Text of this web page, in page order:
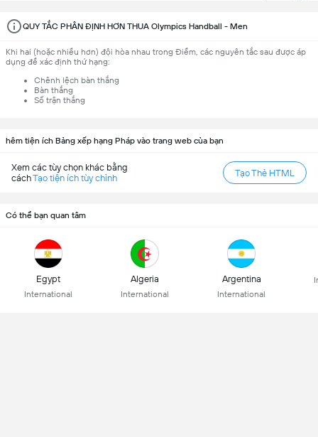
QUY TẮC PHÂN ĐỊNH HƠN THUA Olympics Handball - Men
Khi hai (hoặc nhiều hơn) đội hòa nhau trong Điểm, các nguyên tắc sau được áp
dụng để xác định thứ hạng:
Chênh lệch bàn thắng
Bàn thắng
Số trận thắng
hêm tiện ích Bảng xếp hạng Pháp vào trang web của bạn
Xem các tùy chọn khác bằng
cáchTạo tiện ích tùy chỉnh Tạo Thẻ HTML
Có thể bạn quan tâm
Egypt
International
Algeria
International
Argentina
International